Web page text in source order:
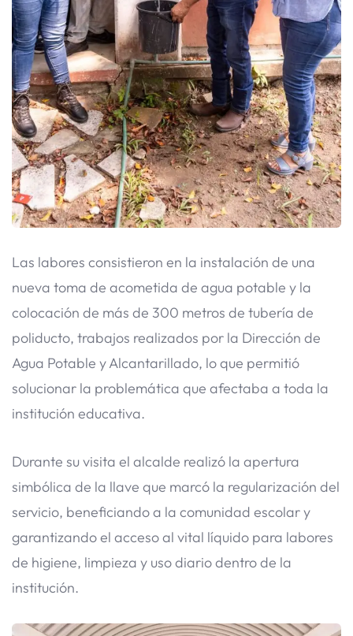
Las labores consistieron en la instalación de una
nueva toma de acometida de agua potable y la
colocación de más de 300 metros de tubería de
poliducto, trabajos realizados por la Dirección de
Agua Potable y Alcantarillado, lo que permitió
solucionar la problemática que afectaba a toda la
institución educativa.
Durante su visita el alcalde realizó la apertura
simbólica de la llave que marcó la regularización del
servicio, beneficiando a la comunidad escolar y
garantizando el acceso al vital líquido para labores
de higiene, limpieza y uso diario dentro de la
institución.